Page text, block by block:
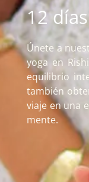
12
Únete a
yoga en
equilibrio
también
viaje en una
mente.